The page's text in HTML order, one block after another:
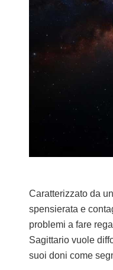
Caratterizzato da
spensierata e
problemi a fare
Sagittario vuole
suoi doni come